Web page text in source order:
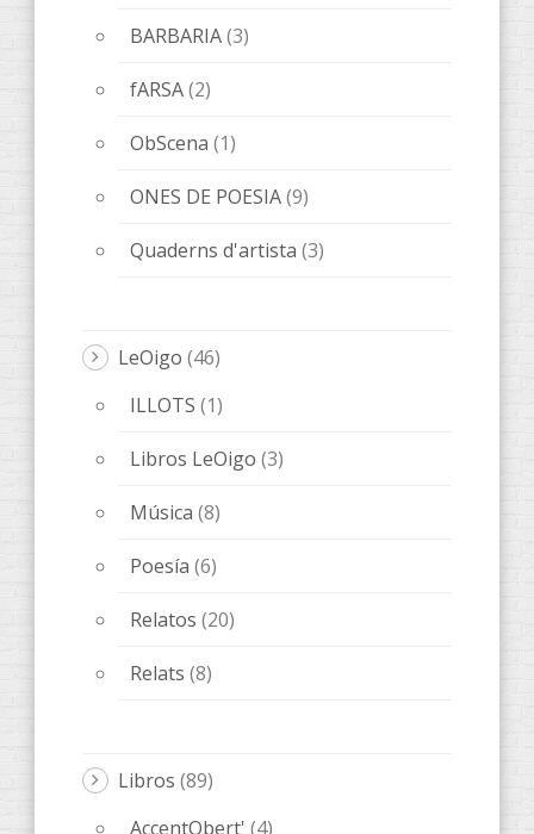
BARBARIA(3)
fARSA(2)
ObScena (1)
ONES DE POESIA(9)
Quaderns d'artista (3)
LeOigo (46)
ILLOTS (1)
Libros LeOigo (3)
Música (8)
Poesía (6)
Relatos (20)
Relats (8)
Libros (89)
AccentObert' (4)